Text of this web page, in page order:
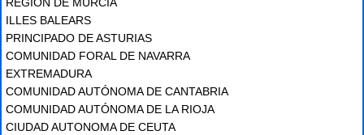
ILLES BALEARS
PRINCIPADO DE ASTURIAS
COMUNIDAD FORAL DE NAVARRA
EXTREMADURA
COMUNIDAD AUTÓNOMA DE CANTABRIA
COMUNIDAD AUTÓNOMA DE LA RIOJA
CIUDAD AUTONOMA DE CEUTA